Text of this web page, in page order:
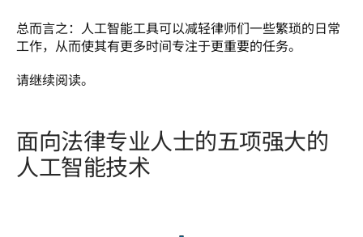
总而言之：人工智能工具可以减轻律师们一些繁琐的日常
工作，从而使其有更多时间专注于更重要的任务。
请继续阅读。
面向法律专业人士的五项强大的
人工智能技术